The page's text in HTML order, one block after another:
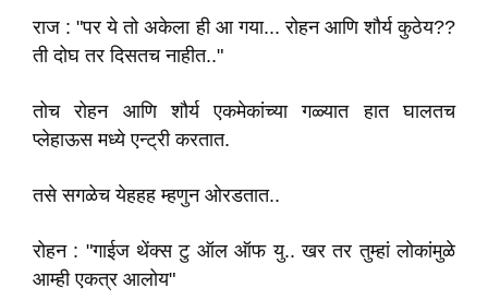
राज : "पर ये तो अकेला ही आ गया... रोहन आणि शौर्य कुठेय??
ती दोघ तर दिसतच नाहीत.."
तोच रोहन आणि शौर्य एकमेकांच्या गळ्यात हात घालतच
प्लेहाऊस मध्ये एन्ट्री करतात.
तसे सगळेच येहहह म्हणुन ओरडतात..
रोहन : "गाईज थेंक्स टु ऑल ऑफ यु.. खर तर तुम्हां लोकांमुळे
आम्ही एकत्र आलोय"